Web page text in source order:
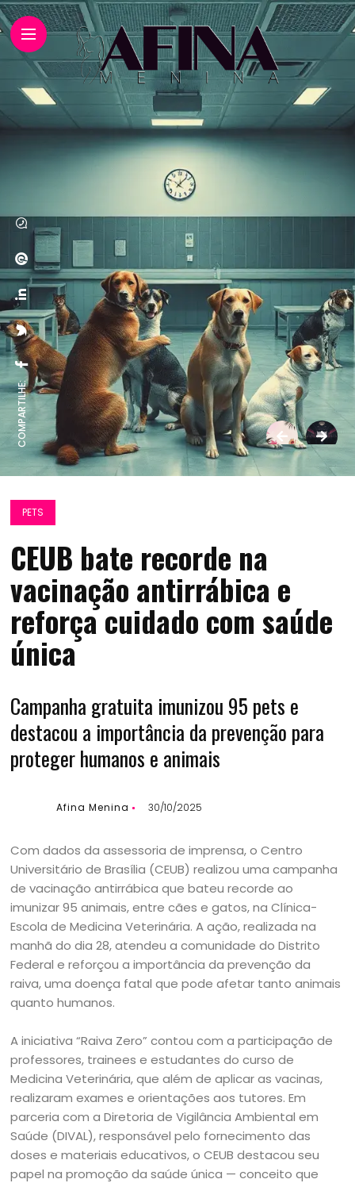
COMPARTILHE:
PETS
CEUB bate recorde na
vacinação antirrábica e
reforça cuidado com saúde
única
Campanha gratuita imunizou 95 pets e
destacou a importância da prevenção para
proteger humanos e animais
Afina Menina 30/10/2025
Com dados da assessoria de imprensa, o Centro
Universitário de Brasília (CEUB) realizou uma campanha
de vacinação antirrábica que bateu recorde ao
imunizar 95 animais, entre cães e gatos, na Clínica-
Escola de Medicina Veterinária. A ação, realizada na
manhã do dia 28, atendeu a comunidade do Distrito
Federal e reforçou a importância da prevenção da
raiva, uma doença fatal que pode afetar tanto animais
quanto humanos.
A iniciativa “Raiva Zero” contou com a participação de
professores, trainees e estudantes do curso de
Medicina Veterinária, que além de aplicar as vacinas,
realizaram exames e orientações aos tutores. Em
parceria com a Diretoria de Vigilância Ambiental em
Saúde (DIVAL), responsável pelo fornecimento das
doses e materiais educativos, o CEUB destacou seu
papel na promoção da saúde única — conceito que